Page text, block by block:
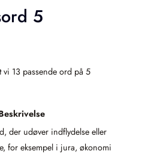
5
vi 13 passende ord på 5
der udøver indflydelse eller
for eksempel i jura, økonomi